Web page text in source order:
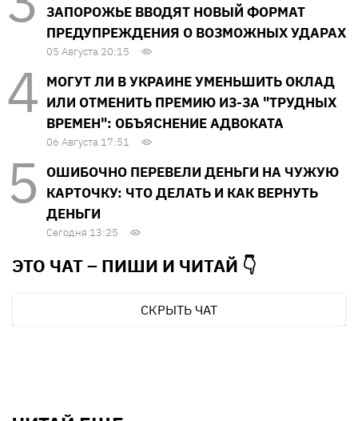
ЗАПОРОЖЬЕ ВВОДЯТ НОВЫЙ ФОРМАТ
ПРЕДУПРЕЖДЕНИЯ О ВОЗМОЖНЫХ УДАРАХ
05 Августа 20:15
МОГУТ ЛИ В УКРАИНЕ УМЕНЬШИТЬ ОКЛАД
ИЛИ ОТМЕНИТЬ ПРЕМИЮ ИЗ-ЗА "ТРУДНЫХ
ВРЕМЕН": ОБЪЯСНЕНИЕ АДВОКАТА
06 Августа 17:51
ОШИБОЧНО ПЕРЕВЕЛИ ДЕНЬГИ НА ЧУЖУЮ
КАРТОЧКУ: ЧТО ДЕЛАТЬ И КАК ВЕРНУТЬ
ДЕНЬГИ
Сегодня 13:25
ЭТО ЧАТ – ПИШИ И ЧИТАЙ 👇
СКРЫТЬ ЧАТ